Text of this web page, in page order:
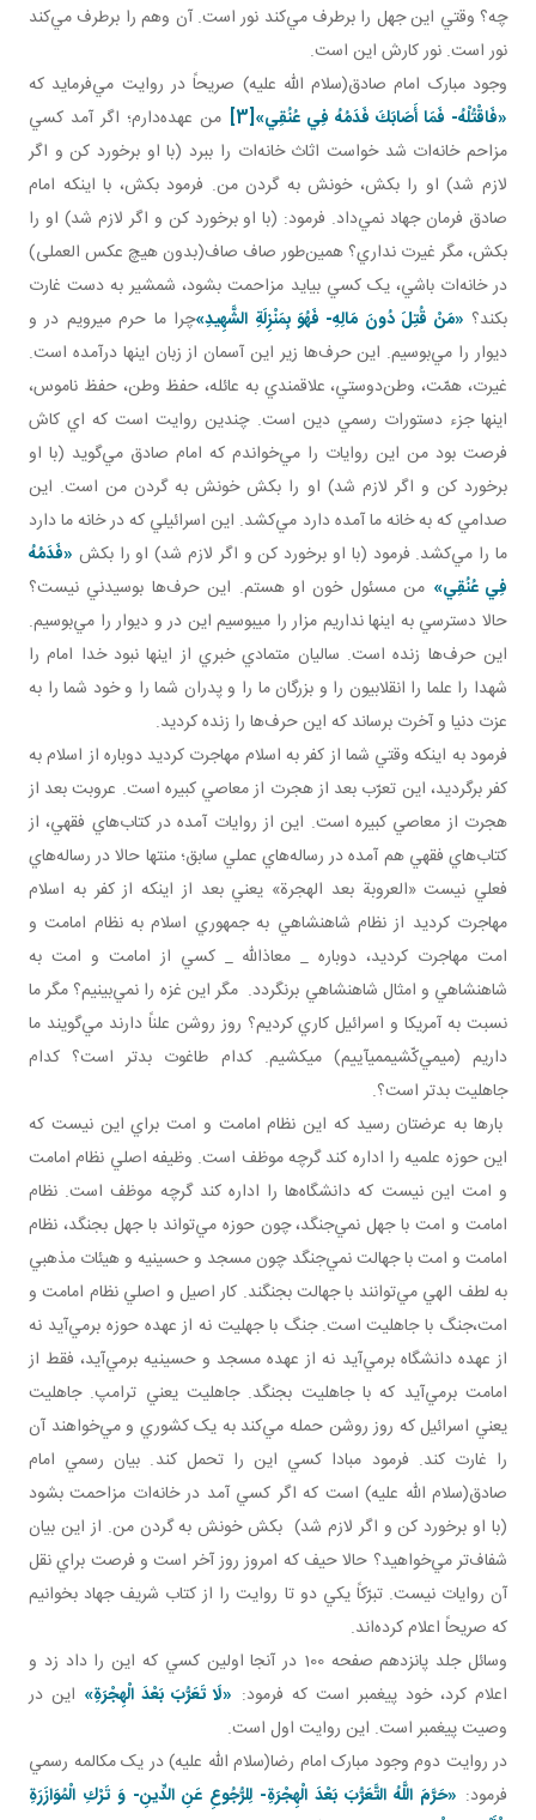
چه؟ وقتي اين جهل را برطرف مي‌کند نور است. آن وهم را برطرف مي‌کند
نور است. نور کارش اين است.
وجود مبارک امام صادق(سلام الله عليه) صريحاً در روايت مي‌فرمايد که
«فَاقْتُلْهُ- فَمَا أَصَابَكَ فَدَمُهُ فِي عُنُقِي»
[3]
من عهده‌دارم؛ اگر آمد کسي
مزاحم خانه‌ات شد خواست اثاث خانه‌ات را ببرد (با او برخورد کن و اگر
لازم شد) او را بکش، خونش به گردن من. فرمود بکش، با اينکه امام
صادق فرمان جهاد نمي‌داد. فرمود: (با او برخورد کن و اگر لازم شد) او را
بکش، مگر غيرت نداري؟ همين‌طور صاف صاف(بدون هيچ عکس العملی)
در خانه‌ات باشي، يک کسي بيايد مزاحمت بشود، شمشير به دست غارت
بکند؟ «مَنْ قُتِلَ دُونَ مَالِهِ- فَهُوَ بِمَنْزِلَةِ الشَّهِيدِ»چرا ما حرم می­رويم در و
ديوار را مي‌بوسيم. اين حرف‌ها زير اين آسمان از زبان اينها درآمده است.
غيرت، همّت، وطن‌دوستي، علاقمندي به عائله، حفظ وطن، حفظ ناموس،
اينها جزء دستورات رسمي دين است. چندين روايت است که اي کاش
فرصت بود من اين روايات را مي‌خواندم که امام صادق مي‌گويد (با او
برخورد کن و اگر لازم شد) او را بکش خونش به گردن من است. اين
صدامي که به خانه ما آمده دارد مي‌کشد. اين اسرائيلي که در خانه ما دارد
ما را مي‌کشد. فرمود (با او برخورد کن و اگر لازم شد) او را بکش «فَدَمُهُ
فِي عُنُقِي» من مسئول خون او هستم. اين حرف‌ها بوسيدني نيست؟
حالا دسترسي به اينها نداريم مزار را می­بوسيم اين در و ديوار را مي‌بوسيم.
اين حرف‌ها زنده است. ساليان متمادي خبري از اينها نبود خدا امام را
شهدا را علما را انقلابيون را و بزرگان ما را و پدران شما را و خود شما را به
عزت دنيا و آخرت برساند که اين حرف‌ها را زنده کرديد.
فرمود به اينکه وقتي شما از کفر به اسلام مهاجرت کرديد دوباره از اسلام به
کفر برگرديد، اين تعرّب بعد از هجرت از معاصي کبيره است. عروبت بعد از
هجرت از معاصي کبيره است. اين از روايات آمده در کتاب‌هاي فقهي، از
کتاب‌هاي فقهي هم آمده در رساله‌هاي عملي سابق؛ منتها حالا در رساله‌هاي
فعلي نيست «العروبة بعد الهجرة» يعني بعد از اينکه از کفر به اسلام
مهاجرت کرديد از نظام شاهنشاهي به جمهوري اسلام به نظام امامت و
امت مهاجرت کرديد، دوباره _ معاذالله _ کسي از امامت و امت به
شاهنشاهي و امثال شاهنشاهي برنگردد. مگر اين غزه را نمي‌بينيم؟ مگر ما
نسبت به آمريکا و اسرائيل کاري کرديم؟ روز روشن علناً دارند مي‌گويند ما
داريم (می­مي‌کّشيممی­آييم) می­کشيم. کدام طاغوت بدتر است؟ کدام
جاهليت بدتر است؟.
بارها به عرضتان رسيد که اين نظام امامت و امت براي اين نيست که
اين حوزه علميه را اداره کند گرچه موظف است. وظيفه اصلي نظام امامت
و امت اين نيست که دانشگاه‌ها را اداره کند گرچه موظف است. نظام
امامت و امت با جهل نمي‌جنگد، چون حوزه مي‌تواند با جهل بجنگد، نظام
امامت و امت با جهالت نمي‌جنگد چون مسجد و حسينيه و هيئات مذهبي
به لطف الهي مي‌توانند با جهالت بجنگند. کار اصيل و اصلي نظام امامت و
امت،جنگ با جاهليت است. جنگ با جهليت نه از عهده حوزه برمي‌آيد نه
از عهده دانشگاه برمي‌آيد نه از عهده مسجد و حسينيه برمي‌آيد، فقط از
امامت برمي‌آيد که با جاهليت بجنگد. جاهليت يعني ترامپ. جاهليت
يعني اسرائيل که روز روشن حمله مي‌کند به يک کشوري و مي‌خواهند آن
را غارت کند. فرمود مبادا کسي اين را تحمل کند. بيان رسمي امام
صادق(سلام الله عليه) است که اگر کسي آمد در خانه‌ات مزاحمت بشود
(با او برخورد کن و اگر لازم شد) بکش خونش به گردن من. از اين بيان
شفاف‌تر مي‌خواهيد؟ حالا حيف که امروز روز آخر است و فرصت براي نقل
آن روايات نيست. تبرّکاً يکي دو تا روايت را از کتاب شريف جهاد بخوانيم
که صريحاً اعلام کرده‌اند.
وسائل جلد پانزدهم صفحه 100 در آنجا اولين کسي که اين را داد زد و
اعلام کرد، خود پيغمبر است که فرمود: «لَا تَعَرُّبَ بَعْدَ الْهِجْرَةِ» اين در
وصيت پيغمبر است. اين روايت اول است.
در روايت دوم وجود مبارک امام رضا(سلام الله عليه) در يک مکالمه رسمي‌
فرمود: «حَرَّمَ اللَّهُ التَّعَرُّبَ بَعْدَ الْهِجْرَةِ- لِلرُّجُوعِ عَنِ الدِّينِ- وَ تَرْكِ الْمُوَازَرَةِ